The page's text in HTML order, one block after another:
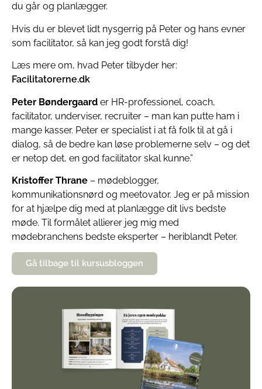
du går og planlægger.
Hvis du er blevet lidt nysgerrig på Peter og hans evner
som facilitator, så kan jeg godt forstå dig!
Læs mere om, hvad Peter tilbyder her:
Facilitatorerne.dk
Peter Bøndergaard er HR-professionel, coach,
facilitator, underviser, recruiter – man kan putte ham i
mange kasser. Peter er specialist i at få folk til at gå i
dialog, så de bedre kan løse problemerne selv – og det
er netop det, en god facilitator skal kunne.”
Kristoffer Thrane – mødeblogger,
kommunikationsnørd og meetovator. Jeg er på mission
for at hjælpe dig med at planlægge dit livs bedste
møde. Til formålet allierer jeg mig med
mødebranchens bedste eksperter – heriblandt Peter.
Gå tilbage til kursusbloggen